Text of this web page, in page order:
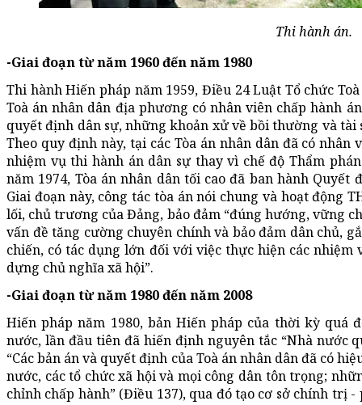
Thi hành án.
-Giai đoạn từ năm 1960 đến năm 1980
Thi hành Hiến pháp năm 1959, Điều 24 Luật Tổ chức
Toà án nhân dân địa phương có nhân viên chấp hành
quyết định dân sự, những khoản xử về bồi thường và tài
Theo quy định này, tại các Tòa án nhân dân đã có
nhiệm vụ thi hành án dân sự thay vì chế độ Thẩm
năm 1974, Tòa án nhân dân tối cao đã ban hành
Giai đoạn này, công tác tòa án nói chung và hoạt động
lối, chủ trương của Đảng, bảo đảm “đúng hướng, vững
vấn đề tăng cường chuyên chính và bảo đảm dân chủ,
chiến, có tác dụng lớn đối với việc thực hiện các
dựng chủ nghĩa xã hội”.
-Giai đoạn từ năm 1980 đến năm 2008
Hiến pháp năm 1980, bản Hiến pháp của thời kỳ quá
nước, lần đầu tiên đã hiến định nguyên tắc “Nhà nước
“Các bản án và quyết định của Toà án nhân dân đã có
nước, các tổ chức xã hội và mọi công dân tôn trọng;
chỉnh chấp hành” (Điều 137), qua đó tạo cơ sở chính trị